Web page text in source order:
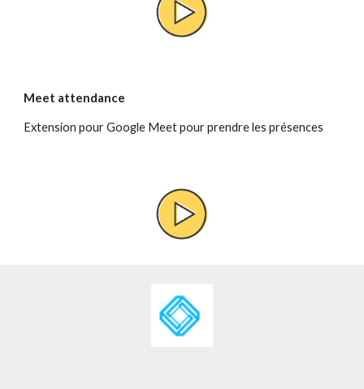
Meet attendance
Extension pour Google Meet pour prendre les présences